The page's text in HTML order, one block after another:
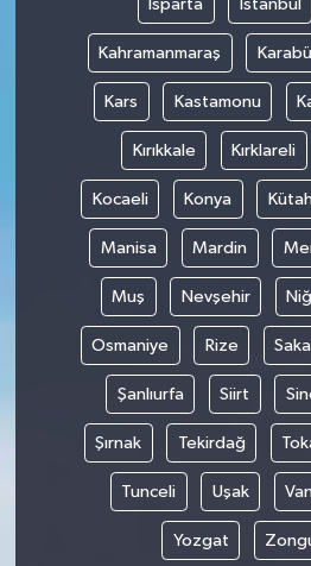
Isparta İstanbul
Kahramanmaraş
Kars Kastamonu
Kırıkkale Kırklareli
Kocaeli Konya
Manisa Mardin
Muş Nevşehir
Osmaniye Rize
Şanlıurfa Siirt
Şırnak Tekirdağ
Tunceli Uşak
Yozgat